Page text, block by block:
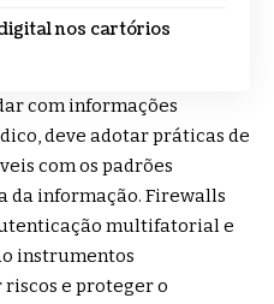
nos cartórios
com informações
deve adotar práticas de
com os padrões
da informação. Firewalls
multifatorial e
instrumentos
e proteger o